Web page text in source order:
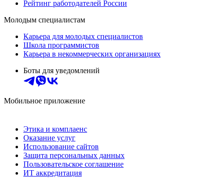
Рейтинг работодателей России
Молодым специалистам
Карьера для молодых специалистов
Школа программистов
Карьера в некоммерческих организациях
Боты для уведомлений
Мобильное приложение
Этика и комплаенс
Оказание услуг
Использование сайтов
Защита персональных данных
Пользовательское соглашение
ИТ аккредитация